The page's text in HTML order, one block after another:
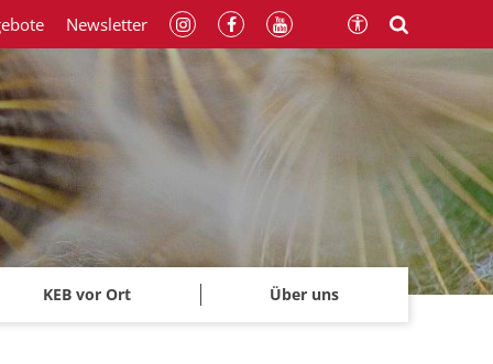
KEB vor Ort Über uns
Newsletter